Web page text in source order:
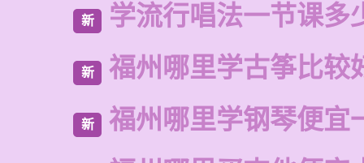
新 学流行唱法一节课多
新 福州哪里学古筝比较
新 福州哪里学钢琴便宜